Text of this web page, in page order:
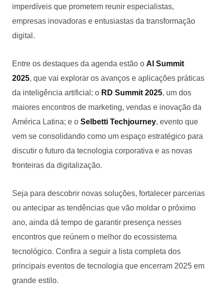
imperdíveis que prometem reunir especialistas,
empresas inovadoras e entusiastas da transformação
digital.
Entre os destaques da agenda estão o AI Summit
2025, que vai explorar os avanços e aplicações práticas
da inteligência artificial; o RD Summit 2025, um dos
maiores encontros de marketing, vendas e inovação da
América Latina; e o Selbetti Techjourney, evento que
vem se consolidando como um espaço estratégico para
discutir o futuro da tecnologia corporativa e as novas
fronteiras da digitalização.
Seja para descobrir novas soluções, fortalecer parcerias
ou antecipar as tendências que vão moldar o próximo
ano, ainda dá tempo de garantir presença nesses
encontros que reúnem o melhor do ecossistema
tecnológico. Confira a seguir a lista completa dos
principais eventos de tecnologia que encerram 2025 em
grande estilo.